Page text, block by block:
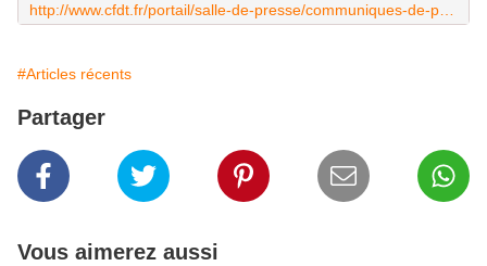
http://www.cfdt.fr/portail/salle-de-presse/communiques-de-presse/le-compte-personnel-de-formation-est-maintenant-accessible-srv2_239792
#Articles récents
Partager
Vous aimerez aussi